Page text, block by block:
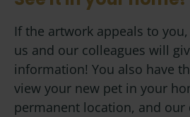
If the artwork appeals to
us and our colleagues will
information! You also have
view your new pet in your
permanent location, and our